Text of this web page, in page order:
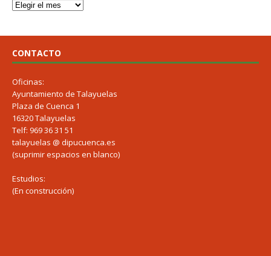
CONTACTO
Oficinas:
Ayuntamiento de Talayuelas
Plaza de Cuenca 1
16320 Talayuelas
Telf: 969 36 31 51
talayuelas @ dipucuenca.es
(suprimir espacios en blanco)
Estudios:
(En construcción)